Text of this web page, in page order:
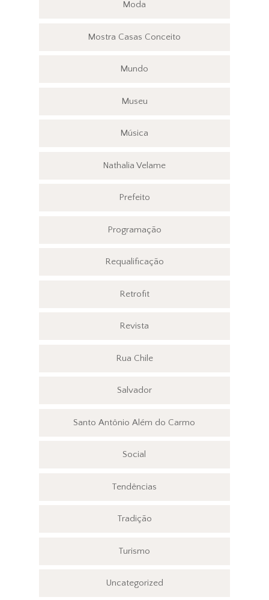
Moda
Mostra Casas Conceito
Mundo
Museu
Música
Nathalia Velame
Prefeito
Programação
Requalificação
Retrofit
Revista
Rua Chile
Salvador
Santo Antônio Além do Carmo
Social
Tendências
Tradição
Turismo
Uncategorized